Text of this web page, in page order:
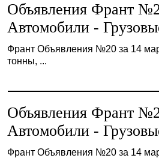
Объявления Франт
Автомобили -
Франт Объявления №20 за 14
тонны, ...
Объявления Франт
Автомобили -
Франт Объявления №20 за 14